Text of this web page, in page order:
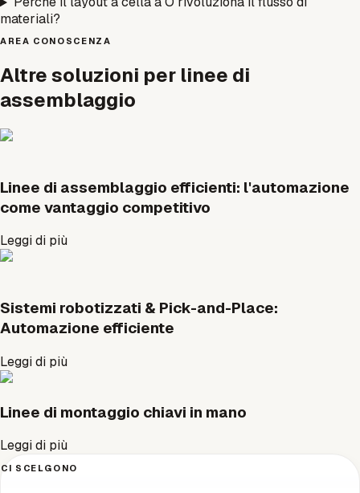
materiali?
AREA CONOSCENZA
Altre soluzioni per linee di
assemblaggio
Linee di assemblaggio efficienti: l'automazione
come vantaggio competitivo
Leggi di più
Sistemi robotizzati & Pick-and-Place:
Automazione efficiente
Leggi di più
Linee di montaggio chiavi in mano
Leggi di più
CI SCELGONO